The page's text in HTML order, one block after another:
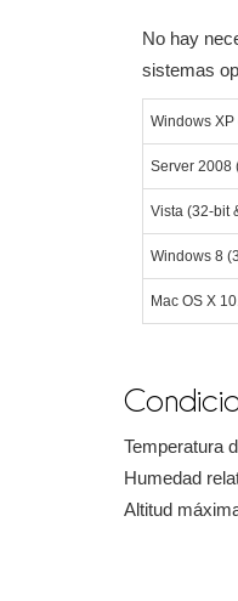
No hay
sistemas
Windows
Server 2008
Vista (32-bit
Windows 8
Mac OS X
Temperatura
Humedad
Altitud